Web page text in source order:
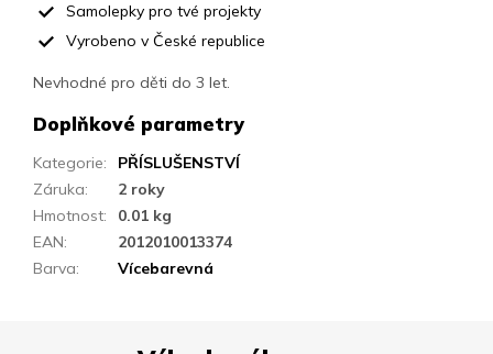
Samolepky pro tvé projekty
Vyrobeno v České republice
Nevhodné pro děti do 3 let.
Doplňkové parametry
Kategorie:
PŘÍSLUŠENSTVÍ
Záruka:
2 roky
Hmotnost:
0.01 kg
EAN:
2012010013374
Barva: Vícebarevná